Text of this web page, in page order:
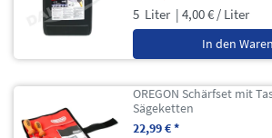
5 Liter | 4,00 € / Liter
In den
OREGON Schärfset mit
Sägeketten
22,99 € *